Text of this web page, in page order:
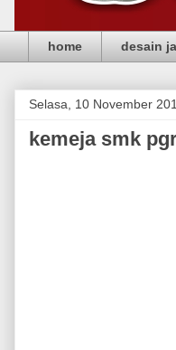
home desain
Selasa, 10 November
kemeja smk